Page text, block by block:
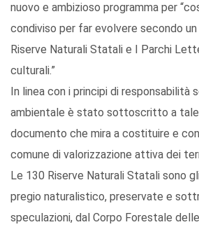
nuovo e ambizioso programma per
condiviso per far evolvere secondo
Riserve Naturali Statali e I Parchi
culturali.”
In linea con i principi di responsabilità
ambientale è stato sottoscritto a
documento che mira a costituire e
comune di valorizzazione attiva dei
Le 130 Riserve Naturali Statali sono
pregio naturalistico, preservate e
speculazioni, dal Corpo Forestale